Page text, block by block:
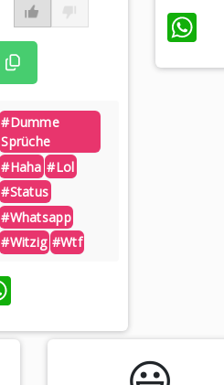
#dumme
Sprüche
#haha #lol
#status
#whatsapp
#witzig #wtf
WhatsApp